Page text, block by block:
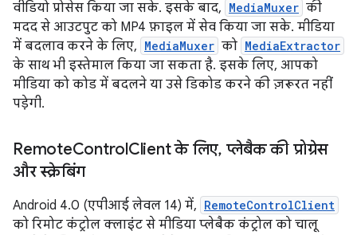
वीडियो प्रोसेस किया जा सके. इसके बाद, MediaMuxer की
मदद से आउटपुट को MP4 फ़ाइल में सेव किया जा सके. मीडिया
में बदलाव करने के लिए, MediaMuxer को MediaExtractor
के साथ भी इस्तेमाल किया जा सकता है. इसके लिए, आपको
मीडिया को कोड में बदलने या उसे डिकोड करने की ज़रूरत नहीं
पड़ेगी.
RemoteControlClient के लिए, प्लेबैक की प्रोग्रेस
और स्क्रेबिंग
Android 4.0 (एपीआई लेवल 14) में, RemoteControlClient
को रिमोट कंट्रोल क्लाइंट से मीडिया प्लेबैक कंट्रोल को चालू